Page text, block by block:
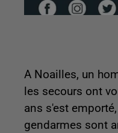
A Noailles, un
les secours ont
ans s'est
gendarmes sont